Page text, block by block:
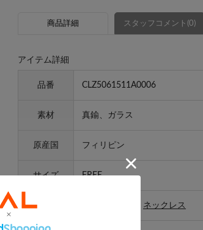
商品詳細 スタッフコメント(0)
アイテム詳細
品番 CLZ5061511A0006
素材 真鍮、ガラス
原産国 フィリピン
サイズ FREE
カテゴリ ネックレス